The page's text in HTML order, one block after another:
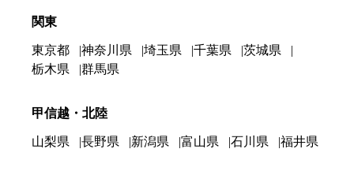
関東
東京都 神奈川県 埼玉県 千葉県
茨城県
栃木県
群馬県
甲信越・北陸
山梨県 長野県 新潟県 富山県 石川県 福井県